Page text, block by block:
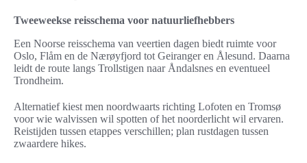
Tweeweekse reisschema voor natuurliefhebbers
Een Noorse reisschema van veertien dagen biedt ruimte voor
Oslo, Flåm en de Nærøyfjord tot Geiranger en Ålesund. Daarna
leidt de route langs Trollstigen naar Åndalsnes en eventueel
Trondheim.
Alternatief kiest men noordwaarts richting Lofoten en Tromsø
voor wie walvissen wil spotten of het noorderlicht wil ervaren.
Reis­tijden tussen etappes verschillen; plan rustdagen tussen
zwaardere hikes.